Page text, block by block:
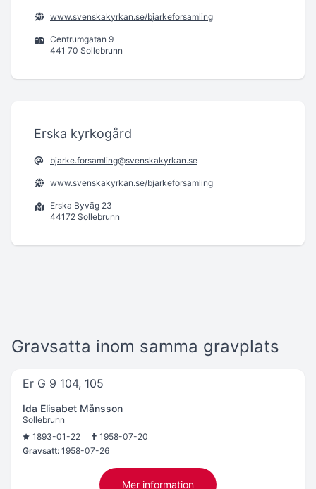
www.svenskakyrkan.se/bjarkeforsamling
Centrumgatan 9
441 70 Sollebrunn
Erska kyrkogård
bjarke.forsamling@svenskakyrkan.se
www.svenskakyrkan.se/bjarkeforsamling
Erska Byväg 23
44172 Sollebrunn
Gravsatta inom samma gravplats
Er G 9 104, 105
Ida Elisabet Månsson
Sollebrunn
1893-01-22
1958-07-20
Gravsatt: 1958-07-26
Mer information